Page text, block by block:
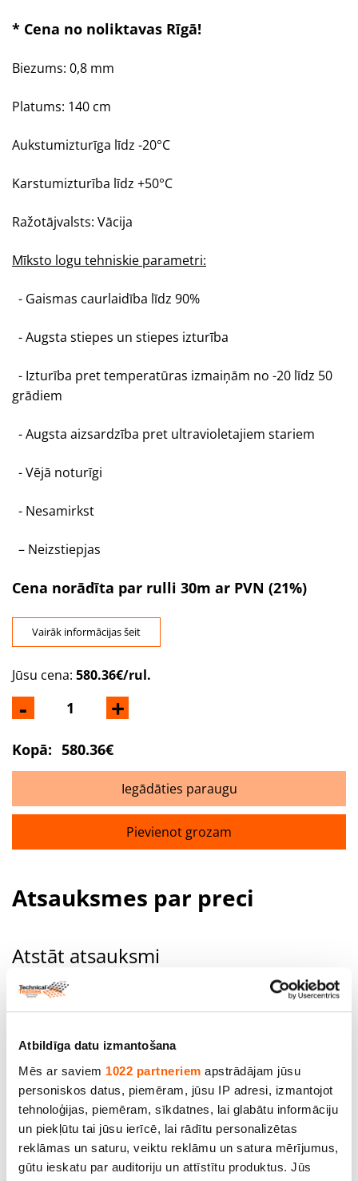
Atbildīga datu izmantošana
Mēs ar saviem 1022 partneriem apstrādājam jūsu
personiskos datus, piemēram, jūsu IP adresi, izmantojot
tehnoloģijas, piemēram, sīkdatnes, lai glabātu informāciju
un piekļūtu tai jūsu ierīcē, lai rādītu personalizētas
reklāmas un saturu, veiktu reklāmu un satura mērījumus,
gūtu ieskatu par auditoriju un attīstītu produktus. Jūs
* Cena no noliktavas Rīgā!
Biezums: 0,8 mm
Platums: 140 cm
Aukstumizturīga līdz -20°C
Karstumizturība līdz +50°C
Ražotājvalsts: Vācija
Mīksto logu tehniskie parametri:
- Gaismas caurlaidība līdz 90%
- Augsta stiepes un stiepes izturība
- Izturība pret temperatūras izmaiņām no -20 līdz 50
grādiem
- Augsta aizsardzība pret ultravioletajiem stariem
- Vējā noturīgi
- Nesamirkst
– Neizstiepjas
Cena norādīta par rulli 30m ar PVN (21%)
Vairāk informācijas šeit
- +
Jūsu cena: 580.36€/rul.
Kopā: 580.36€
Iegādāties paraugu
Pievienot grozam
Atsauksmes par preci
Atstāt atsauksmi
Jūsu vārds
Jūsu atsauksmes